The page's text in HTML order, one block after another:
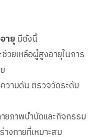
ายุ มีดังนี้
วยเหลือผู้สูงอายุในการ
วามดัน ตรวจวัดระดับ
ยภาพบำบัดและกิจกรรม
งกายที่เหมาะสม